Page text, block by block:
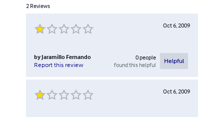
2 Reviews
Oct 6, 2009
by Jaramillo Fernando
Report this review
0people
found this helpful
Helpful
Oct 6, 2009